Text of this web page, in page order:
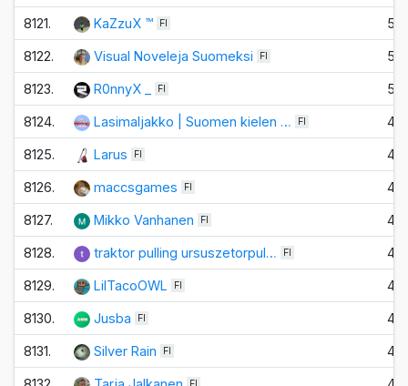
8121. KaZzuX ™ FI 5
8122. Visual Noveleja Suomeksi FI 5
8123. R0nnyX _ FI 5
8124. Lasimaljakko | Suomen kielen … FI 4
8125. Larus FI 4
8126. maccsgames FI 4
8127. Mikko Vanhanen FI 4
8128. traktor pulling ursuszetorpul… FI 4
8129. LilTacoOWL FI 4
8130. Jusba FI 4
8131. Silver Rain FI 4
FI